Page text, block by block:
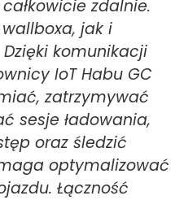
zdalnie.
jak i
komunikacji
IoT Habu GC
zatrzymywać
sesje ładowania,
oraz śledzić
optymalizować
Łączność